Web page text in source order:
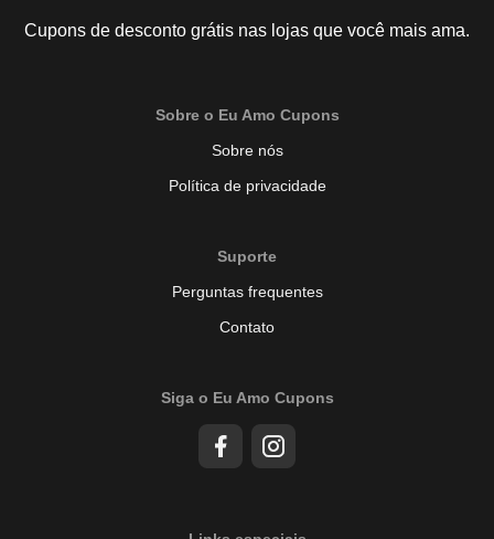
Cupons de desconto grátis nas lojas que você mais ama.
Sobre o Eu Amo Cupons
Sobre nós
Política de privacidade
Suporte
Perguntas frequentes
Contato
Siga o Eu Amo Cupons